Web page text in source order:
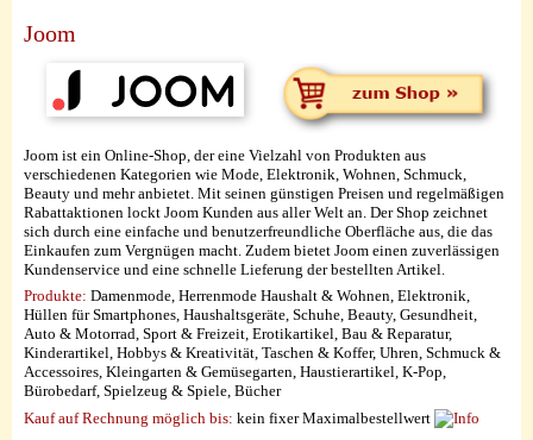
Joom
Joom ist ein Online-Shop, der eine Vielzahl von Produkten aus
verschiedenen Kategorien wie Mode, Elektronik, Wohnen, Schmuck,
Beauty und mehr anbietet. Mit seinen günstigen Preisen und regelmäßigen
Rabattaktionen lockt Joom Kunden aus aller Welt an. Der Shop zeichnet
sich durch eine einfache und benutzerfreundliche Oberfläche aus, die das
Einkaufen zum Vergnügen macht. Zudem bietet Joom einen zuverlässigen
Kundenservice und eine schnelle Lieferung der bestellten Artikel.
Produkte: Damenmode, Herrenmode Haushalt & Wohnen, Elektronik,
Hüllen für Smartphones, Haushaltsgeräte, Schuhe, Beauty, Gesundheit,
Auto & Motorrad, Sport & Freizeit, Erotikartikel, Bau & Reparatur,
Kinderartikel, Hobbys & Kreativität, Taschen & Koffer, Uhren, Schmuck &
Accessoires, Kleingarten & Gemüsegarten, Haustierartikel, K-Pop,
Bürobedarf, Spielzeug & Spiele, Bücher
Kauf auf Rechnung möglich bis: kein fixer Maximalbestellwert